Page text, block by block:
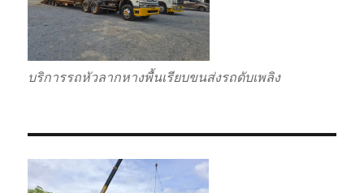
บริการรถหัวลากหางพื้นเรียบขนส่งรถดับเพลิง